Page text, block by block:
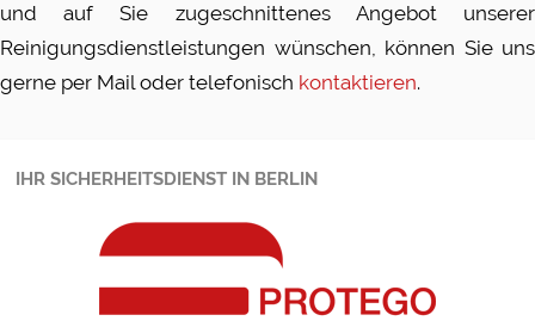
und auf Sie zugeschnittenes Angebot unserer
Reinigungsdienstleistungen wünschen, können Sie uns
gerne per Mail oder telefonisch kontaktieren.
IHR SICHERHEITSDIENST IN BERLIN